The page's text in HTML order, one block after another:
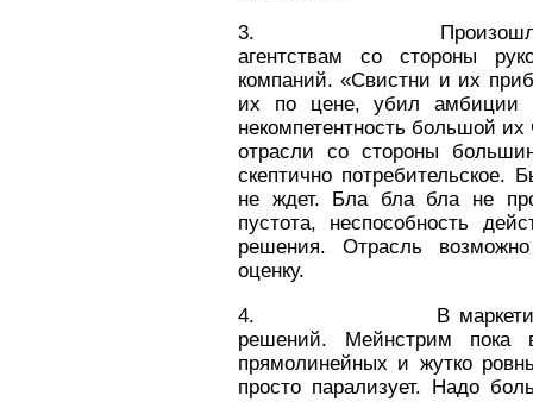
3. Произошло
агентствам со стороны
компаний. «Свистни и их
их по цене, убил амбиции
некомпетентность большой
отрасли со стороны
скептично
не ждет. Бла бла бла не
пустота, неспособность
решения. Отрасль
оценку.
4. В маркетинге в
решений. Мейнстрим пока
прямолинейных и жутко
просто парализует. Надо